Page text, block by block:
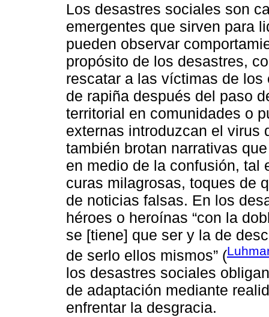
Los desastres sociales son
emergentes que sirven para
pueden observar
propósito de los desastres,
rescatar a las víctimas de
de rapiña después del paso
territorial en comunidades o
externas introduzcan el virus
también brotan narrativas
en medio de la confusión, tal
curas milagrosas, toques de
de noticias falsas. En los
héroes o heroínas “con la
se [tiene] que ser y la de
de serlo ellos mismos” (
los desastres sociales
de adaptación mediante
enfrentar la desgracia.